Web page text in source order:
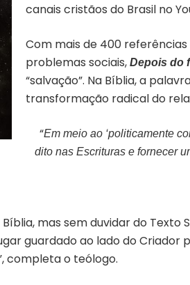
canais cristãos do Brasil no
Com mais de 400
problemas sociais, Depois do
“salvação”. Na Bíblia, a
transformação radical do
“Em meio ao ‘politicamente
dito nas Escrituras e fornecer
mas sem duvidar do
guardado ao lado do Criador
completa o teólogo.